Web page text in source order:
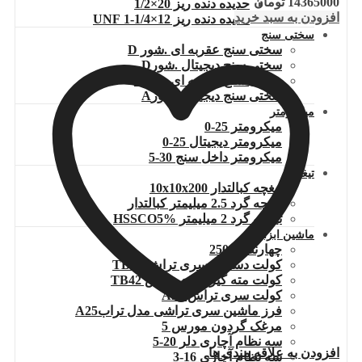
حدیده دنده ریز 20×1/2
حدیده دنده ریز 12×1/4-1 UNF
سختی سنج
سختی سنج عقربه ای .شور D
سختی سنج دیجیتال .شورD
سختی سنج عقربه ای.شورA
سختی سنج دیجیتال .شورA
میکرومتر
میکرومتر 25-0
میکرومتر دیجیتال 25-0
میکرومتر داخل سنج 30-5
تیغچه
تیغچه کبالتدار 10x10x200
تیغچه گرد 2.5 میلیمتر کبالتدار
تیغچه گرد 2 میلیمتر HSSCO5%
ماشین ابزارها
چهارنظام 250
کولت دستگاه سری تراش TB60
کولت مته گیر سری تراش TB42
کولت سری تراش A25
فرز ماشین سری تراشی مدل ترابA25
مرغک گردون مورس 5
سه نظام آچاری دلر 20-5
سه نظام آچاری 16-3
افزودن به سبد خرید
افزودن به علاقه مندی ها